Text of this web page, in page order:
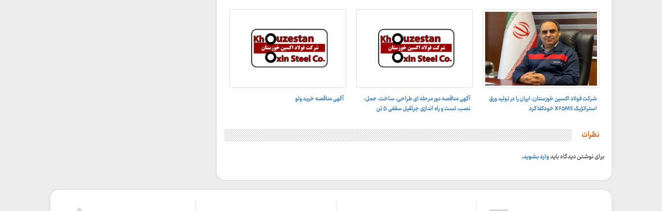
شرکت فولاد اکسین خوزستان، ایران را در تولید ورق
استراتژیک X۶۵MS خودکفا کرد
آگهی مناقصه دور مرحله ای طراحی، ساخت، حمل،
نصب، تست و راه اندازى جرثقيل سقفى ۵ تن
آگهی مناقصه خرید ولو
نظرات
برای نوشتن دیدگاه بایدوارد بشوید.